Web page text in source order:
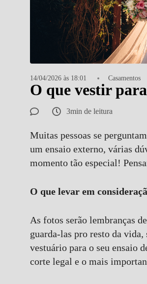
14/04/2026 às 18:01 Casamentos
O que vestir
3min de leitura
Muitas pessoas se
um ensaio externo, várias
momento tão especial!
O que levar em
As fotos serão lembranças
guarda-las pro resto da
vestuário para o seu ensaio
corte legal e o mais